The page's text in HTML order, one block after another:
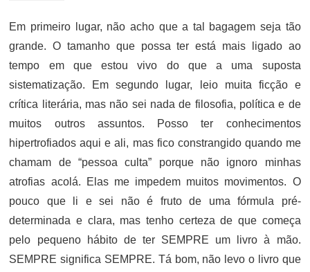
Em primeiro lugar, não acho que a tal bagagem seja tão
grande. O tamanho que possa ter está mais ligado ao
tempo em que estou vivo do que a uma suposta
sistematização. Em segundo lugar, leio muita ficção e
crítica literária, mas não sei nada de filosofia, política e de
muitos outros assuntos. Posso ter conhecimentos
hipertrofiados aqui e ali, mas fico constrangido quando me
chamam de “pessoa culta” porque não ignoro minhas
atrofias acolá. Elas me impedem muitos movimentos. O
pouco que li e sei não é fruto de uma fórmula pré-
determinada e clara, mas tenho certeza de que começa
pelo pequeno hábito de ter SEMPRE um livro à mão.
SEMPRE significa SEMPRE. Tá bom, não levo o livro que